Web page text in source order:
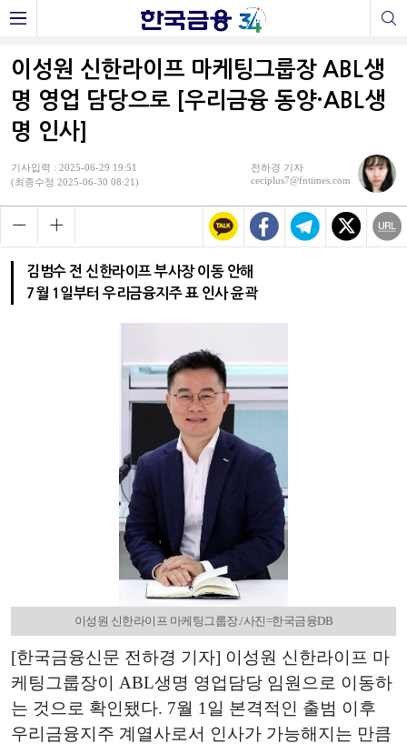
이성원 신한라이프 마케팅그룹장 ABL생
명 영업 담당으로 [우리금융 동양·ABL생
명 인사]
기사입력 : 2025-06-29 19:51
(최종수정 2025-06-30 08:21)
전하경 기자
ceciplus7@fntimes.com
김범수 전 신한라이프 부사장 이동 안해
7월 1일부터 우리금융지주 표 인사 윤곽
이성원 신한라이프 마케팅그룹장./사진=한국금융DB
[한국금융신문 전하경 기자] 이성원 신한라이프 마
케팅그룹장이 ABL생명 영업담당 임원으로 이동하
는 것으로 확인됐다. 7월 1일 본격적인 출범 이후
우리금융지주 계열사로서 인사가 가능해지는 만큼